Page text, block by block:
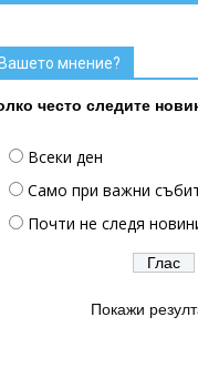
мнение?
често следите
Всеки ден
Само при важни
Почти не следя
Покажи